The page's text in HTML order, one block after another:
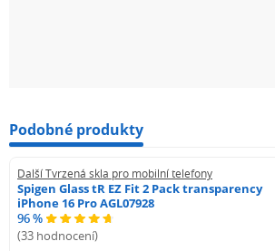
Podobné produkty
Další Tvrzená skla pro mobilní telefony
Spigen Glass tR EZ Fit 2 Pack transparency
iPhone 16 Pro AGL07928
96 %
(33 hodnocení)